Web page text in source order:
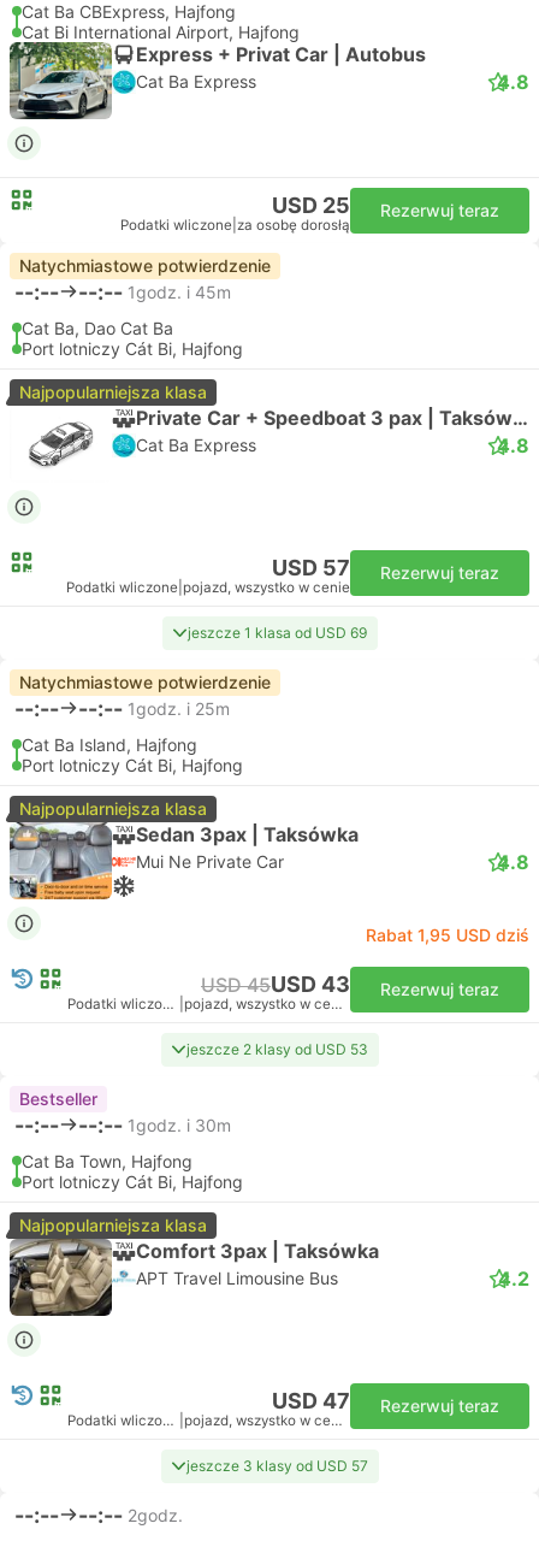
Cat Ba CBExpress, Hajfong
Cat Bi International Airport, Hajfong
Express + Privat Car | Autobus
Cat Ba Express 4.8
USD 25
Podatki wliczone za osobę dorosłą
Rezerwuj teraz
Natychmiastowe potwierdzenie
--:-- --:-- 1godz. i 45m
Cat Ba, Dao Cat Ba
Port lotniczy Cát Bi, Hajfong
Najpopularniejsza klasa
Private Car + Speedboat 3 pax | Taksówka
Cat Ba Express 4.8
USD 57
Podatki wliczone pojazd, wszystko w cenie
Rezerwuj teraz
jeszcze 1 klasa od USD 69
Natychmiastowe potwierdzenie
--:-- --:-- 1godz. i 25m
Cat Ba Island, Hajfong
Port lotniczy Cát Bi, Hajfong
Najpopularniejsza klasa
Sedan 3pax | Taksówka
Mui Ne Private Car 4.8
Rabat 1,95 USD dziś
USD 45USD 43
Podatki wliczone pojazd, wszystko w cenie
Rezerwuj teraz
jeszcze 2 klasy od USD 53
Bestseller
--:-- --:-- 1godz. i 30m
Cat Ba Town, Hajfong
Port lotniczy Cát Bi, Hajfong
Najpopularniejsza klasa
Comfort 3pax | Taksówka
APT Travel Limousine Bus 4.2
USD 47
Podatki wliczone pojazd, wszystko w cenie
Rezerwuj teraz
jeszcze 3 klasy od USD 57
--:-- --:-- 2godz.